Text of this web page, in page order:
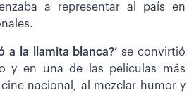
a representar al país en
a la llamita blanca?’se convirtió
y en una de las películas más
nacional, al mezclar humor y